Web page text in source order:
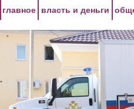
главное власть и деньги